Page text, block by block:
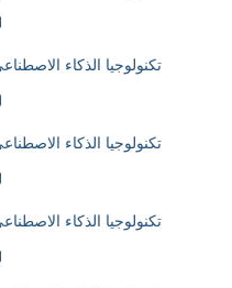
تكنولوجيا الذكاء
تكنولوجيا الذكاء
تكنولوجيا الذكاء